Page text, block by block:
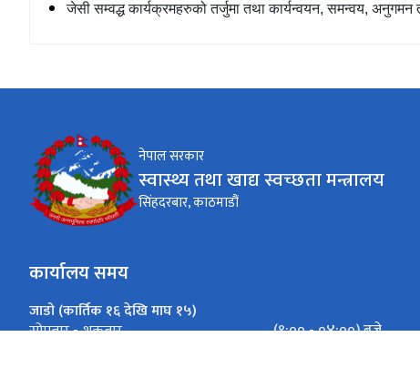
जेसी सम्वद्ध कार्यक्रमहरुको तर्जुमा तथा कार्यन्वयन,समन्वय, अनुगमन
नेपाल सरकार
स्वास्थ्य तथा खाद्य स्वच्छता मन्त्रालय
सिंहदरबार, काठमाडौं
कार्यालय समय
जाडो (कार्तिक १६ देखि माघ १५)
सोमबार - शुक्रबार
(९:०० - ०४:००) बजे